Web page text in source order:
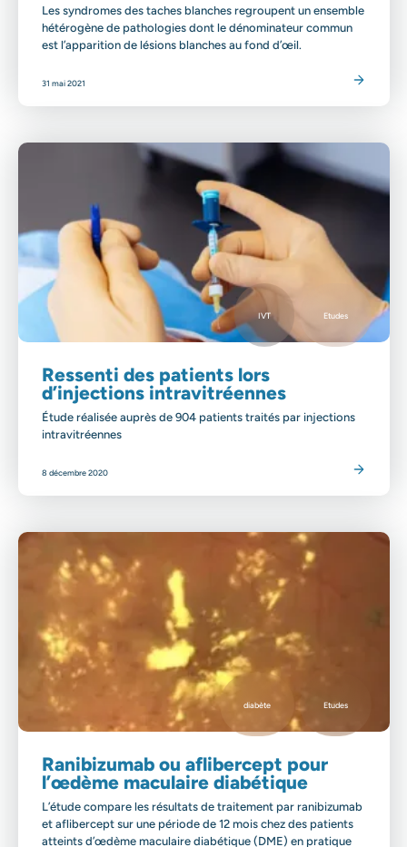
Les syndromes des taches blanches regroupent un ensemble
hétérogène de pathologies dont le dénominateur commun
est l’apparition de lésions blanches au fond d’œil.
31 mai 2021
Etudes
IVT
Ressenti des patients lors
d’injections intravitréennes
Étude réalisée auprès de 904 patients traités par injections
intravitréennes
8 décembre 2020
Etudes
diabète
Ranibizumab ou aflibercept pour
l’œdème maculaire diabétique
L’étude compare les résultats de traitement par ranibizumab
et aflibercept sur une période de 12 mois chez des patients
atteints d’œdème maculaire diabétique (DME) en pratique